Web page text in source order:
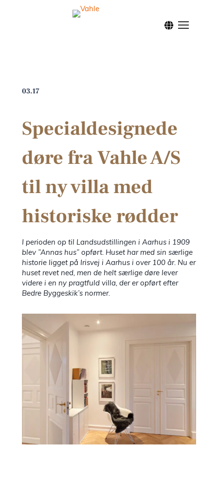
Forside
Til
EPD
Om os
Besøg
03.17
Specialdesignede
døre fra Vahle A/S
til ny villa med
historiske rødder
I perioden op til Landsudstillingen i Aarhus i 1909
blev ”Annas hus” opført. Huset har med sin særlige
historie ligget på Irisvej i Aarhus i over 100 år. Nu er
huset revet ned, men de helt særlige døre lever
videre i en ny pragtfuld villa, der er opført efter
Bedre Byggeskik’s normer.